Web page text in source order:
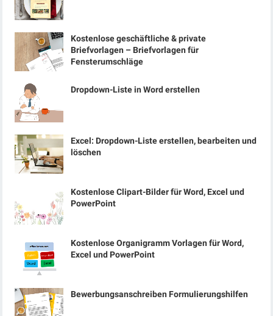
Kostenlose geschäftliche & private
Briefvorlagen – Briefvorlagen für
Fensterumschläge
Dropdown-Liste in Word erstellen
Excel: Dropdown-Liste erstellen, bearbeiten und
löschen
Kostenlose Clipart-Bilder für Word, Excel und
PowerPoint
Kostenlose Organigramm Vorlagen für Word,
Excel und PowerPoint
Bewerbungsanschreiben Formulierungshilfen